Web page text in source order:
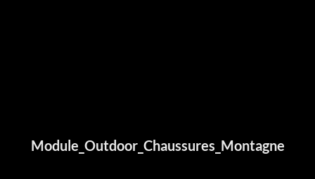
Module_Outdoor_Chaussures_Montagne